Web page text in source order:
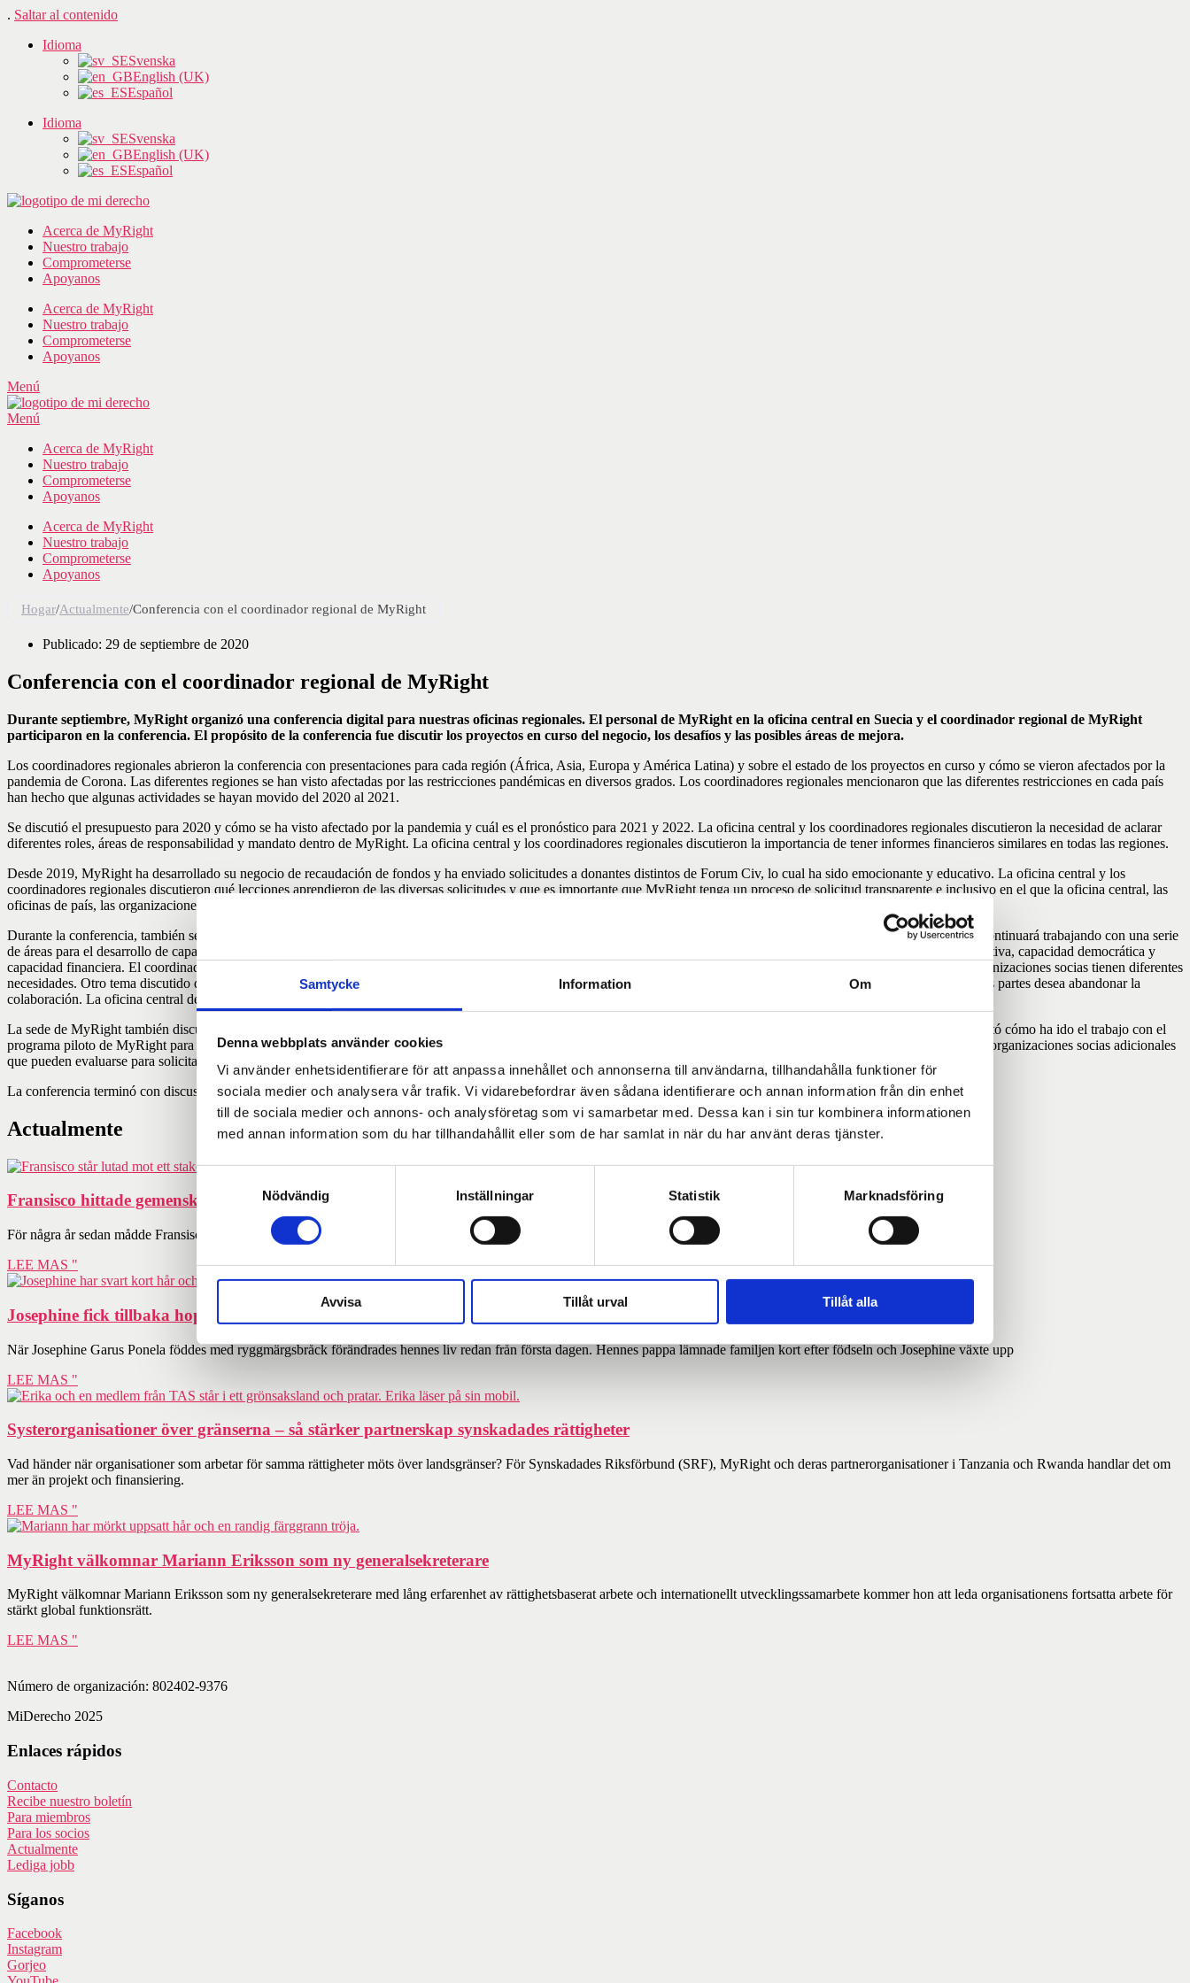
Samtycke Information Om
Denna webbplats använder cookies
Vi använder enhetsidentifierare för att anpassa innehållet och annonserna till användarna, tillhandahålla funktioner för
sociala medier och analysera vår trafik. Vi vidarebefordrar även sådana identifierare och annan information från din enhet
till de sociala medier och annons- och analysföretag som vi samarbetar med. Dessa kan i sin tur kombinera informationen
med annan information som du har tillhandahållit eller som de har samlat in när du har använt deras tjänster.
Samtyckesval
Nödvändig
Inställningar Statistik Marknadsföring
Avvisa Tillåt urval Tillåt alla
. Saltar al contenido
Idioma
Svenska
English (UK)
Español
Idioma
Svenska
English (UK)
Español
Acerca de MyRight
Nuestro trabajo
Comprometerse
Apoyanos
Acerca de MyRight
Nuestro trabajo
Comprometerse
Apoyanos
Menú
Menú
Acerca de MyRight
Nuestro trabajo
Comprometerse
Apoyanos
Acerca de MyRight
Nuestro trabajo
Comprometerse
Apoyanos
Hogar/Actualmente/Conferencia con el coordinador regional de MyRight
Publicado: 29 de septiembre de 2020
Conferencia con el coordinador regional de MyRight
Durante septiembre, MyRight organizó una conferencia digital para nuestras oficinas regionales. El personal de MyRight en la oficina central en Suecia y el coordinador regional de MyRight
participaron en la conferencia. El propósito de la conferencia fue discutir los proyectos en curso del negocio, los desafíos y las posibles áreas de mejora.
Los coordinadores regionales abrieron la conferencia con presentaciones para cada región (África, Asia, Europa y América Latina) y sobre el estado de los proyectos en curso y cómo se vieron afectados por la
pandemia de Corona. Las diferentes regiones se han visto afectadas por las restricciones pandémicas en diversos grados. Los coordinadores regionales mencionaron que las diferentes restricciones en cada país
han hecho que algunas actividades se hayan movido del 2020 al 2021.
Se discutió el presupuesto para 2020 y cómo se ha visto afectado por la pandemia y cuál es el pronóstico para 2021 y 2022. La oficina central y los coordinadores regionales discutieron la necesidad de aclarar
diferentes roles, áreas de responsabilidad y mandato dentro de MyRight. La oficina central y los coordinadores regionales discutieron la importancia de tener informes financieros similares en todas las regiones.
Desde 2019, MyRight ha desarrollado su negocio de recaudación de fondos y ha enviado solicitudes a donantes distintos de Forum Civ, lo cual ha sido emocionante y educativo. La oficina central y los
coordinadores regionales discutieron qué lecciones aprendieron de las diversas solicitudes y que es importante que MyRight tenga un proceso de solicitud transparente e inclusivo en el que la oficina central, las
oficinas de país, las organizaciones miembro y las organizaciones asociadas se mantengan informadas e involucradas en el proceso de solicitud.
Durante la conferencia, también se discutieron las lecciones aprendidas del trabajo de desarrollo de capacidades y cómo se puede desarrollar este trabajo en el futuro. MyRight continuará trabajando con una serie
de áreas para el desarrollo de capacidades en las organizaciones asociadas. Estas áreas son liderazgo y gestión, sensibilidad de género, capacidad administrativa, capacidad operativa, capacidad democrática y
capacidad financiera. El coordinador regional de MyRight cree que es importante continuar trabajando con el desarrollo de capacidades en todas estas áreas ya que todas las organizaciones socias tienen diferentes
necesidades. Otro tema discutido durante la conferencia fue cómo MyRight puede mejorar en el apoyo a las organizaciones miembros y organizaciones asociadas si alguna de las partes desea abandonar la
colaboración. La oficina central de MyRight desarrollará estrategias y pautas para el proceso de eliminación y espera que esto facilite en el futuro.
La sede de MyRight también discutió el tema de apoyo básico para organizaciones socias a través del Foro Civ. El coordinador regional de MyRight para América Latina presentó cómo ha ido el trabajo con el
programa piloto de MyRight para solicitar apoyo básico a la organización socia FECONORI en Nicaragua. MyRight, en consulta con las organizaciones miembros, identificará organizaciones socias adicionales
que pueden evaluarse para solicitar el apoyo básico de Forum Civ en 2021/2022.
La conferencia terminó con discusiones sobre el proceso de solicitud para Forum Civ 2023-2027 y sobre el proceso para el informe anual en 2020.
Actualmente
Fransisco hittade gemenskap genom dansen
För några år sedan mådde Fransisco Surruco, 24, väldigt dåligt. I dag beskriver han sig själv som gladare, mer hoppfull och omgiven av vänner.
LEE MAS "
Josephine fick tillbaka hoppet och möjligheten att forma sin egen framtid
När Josephine Garus Ponela föddes med ryggmärgsbråck förändrades hennes liv redan från första dagen. Hennes pappa lämnade familjen kort efter födseln och Josephine växte upp
LEE MAS "
Systerorganisationer över gränserna – så stärker partnerskap synskadades rättigheter
Vad händer när organisationer som arbetar för samma rättigheter möts över landsgränser? För Synskadades Riksförbund (SRF), MyRight och deras partnerorganisationer i Tanzania och Rwanda handlar det om
mer än projekt och finansiering.
LEE MAS "
MyRight välkomnar Mariann Eriksson som ny generalsekreterare
MyRight välkomnar Mariann Eriksson som ny generalsekreterare med lång erfarenhet av rättighetsbaserat arbete och internationellt utvecklingssamarbete kommer hon att leda organisationens fortsatta arbete för
stärkt global funktionsrätt.
LEE MAS "
Número de organización: 802402-9376
MiDerecho 2025
Enlaces rápidos
Contacto
Recibe nuestro boletín
Para miembros
Para los socios
Actualmente
Lediga jobb
Síganos
Facebook
Instagram
Gorjeo